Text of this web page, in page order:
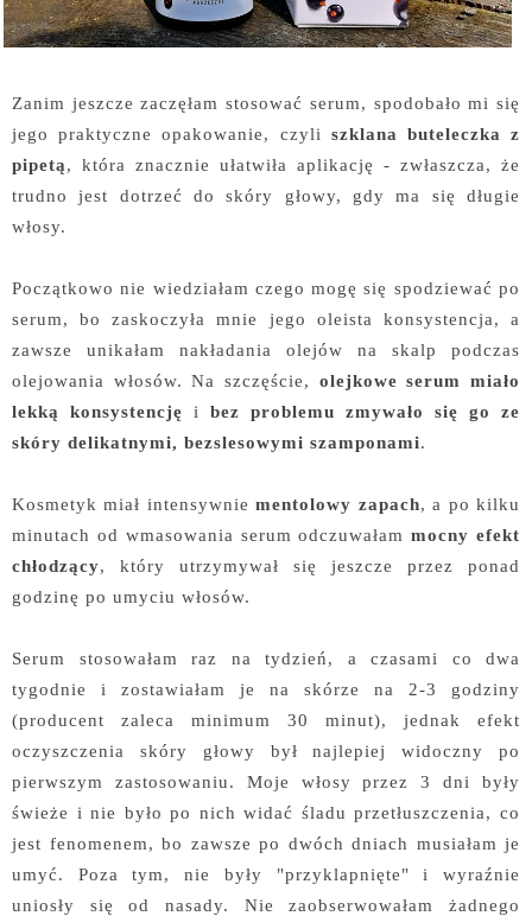
Zanim jeszcze zaczęłam stosować serum, spodobało mi się
jego praktyczne opakowanie, czyli szklana buteleczka z
pipetą, która znacznie ułatwiła aplikację - zwłaszcza, że
trudno jest dotrzeć do skóry głowy, gdy ma się długie
włosy.
Początkowo nie wiedziałam czego mogę się spodziewać po
serum, bo zaskoczyła mnie jego oleista konsystencja, a
zawsze unikałam nakładania olejów na skalp podczas
olejowania włosów. Na szczęście, olejkowe serum miało
lekką konsystencję i bez problemu zmywało się go ze
skóry delikatnymi, bezslesowymi szamponami.
Kosmetyk miał intensywniementolowy zapach, a po kilku
minutach od wmasowania serum odczuwałammocny efekt
chłodzący, który utrzymywał się jeszcze przez ponad
godzinę po umyciu włosów.
Serum stosowałam raz na tydzień, a czasami co dwa
tygodnie i zostawiałam je na skórze na 2-3 godziny
(producent zaleca minimum 30 minut), jednak efekt
oczyszczenia skóry głowy był najlepiej widoczny po
pierwszym zastosowaniu. Moje włosy przez 3 dni były
świeże i nie było po nich widać śladu przetłuszczenia, co
jest fenomenem, bo zawsze po dwóch dniach musiałam je
umyć. Poza tym, nie były "przyklapnięte" i wyraźnie
uniosły się od nasady. Nie zaobserwowałam żadnego